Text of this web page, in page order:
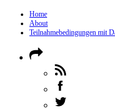
Home
About
Teilnahmebedingungen mit